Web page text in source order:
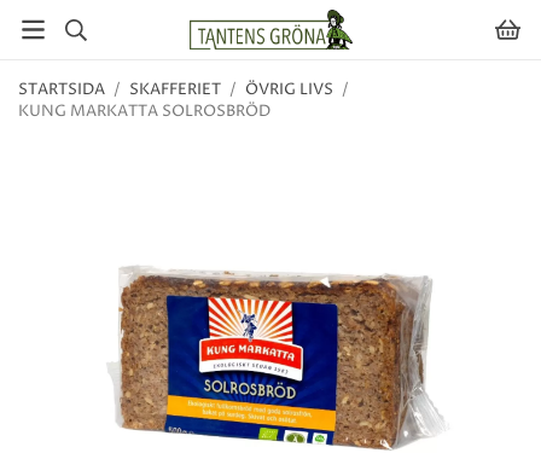
STARTSIDA / SKAFFERIET / ÖVRIG LIVS /
KUNG MARKATTA SOLROSBRÖD